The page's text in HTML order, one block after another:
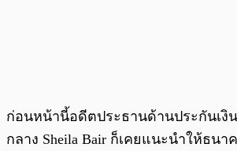
ก่อนหน้านี้อดีตประธานด้านประกันเงิ
กลาง Sheila Bair ก็เคยแนะนำให้ธน